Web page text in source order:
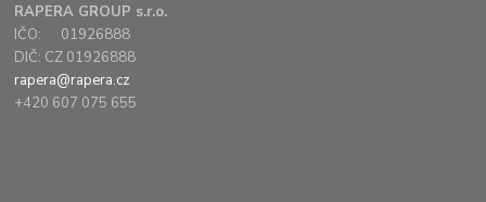
RAPERA GROUP s.r.o.
IČO: 01926888
DIČ: CZ 01926888
rapera@rapera.cz
+420 607 075 655